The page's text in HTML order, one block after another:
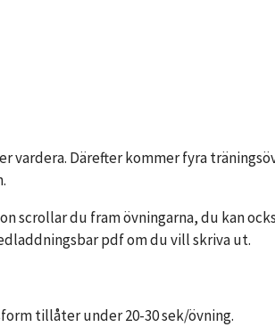
Därefter kommer fyra
scrollar du fram övningarna, du kan
pdf om du vill skriva ut.
tillåter under 20-30 sek/övning.